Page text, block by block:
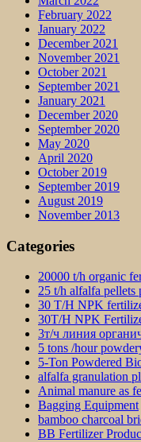
February 2022
January 2022
December 2021
November 2021
October 2021
September 2021
January 2021
December 2020
September 2020
May 2020
April 2020
October 2019
September 2019
August 2019
November 2013
Categories
20000 t/h organic
25 t/h alfalfa pellets
30 T/H NPK
30T/H NPK
3т/ч линия
5 tons /hour
5-Ton Powdered
alfalfa granulation
Animal manure as
Bagging Equipment
bamboo charcoal
BB Fertilizer